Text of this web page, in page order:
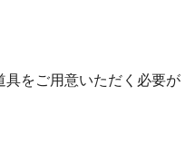
具をご用意いただく必要が